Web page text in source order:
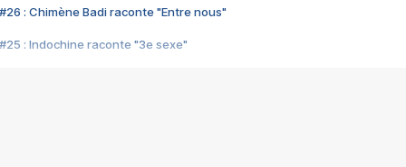
#26 : Chimène Badi raconte "Entre nous"
#25 : Indochine raconte "3e sexe"